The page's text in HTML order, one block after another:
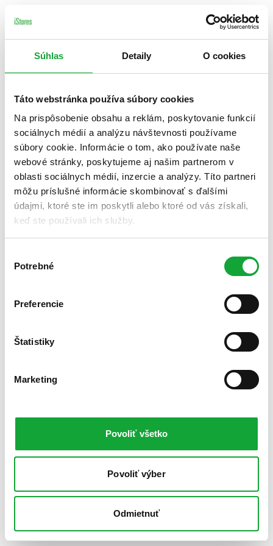
Súhlas Detaily O cookies
Táto webstránka používa súbory cookies
Na prispôsobenie obsahu a reklám, poskytovanie funkcií
sociálnych médií a analýzu návštevnosti používame
súbory cookie. Informácie o tom, ako používate naše
webové stránky, poskytujeme aj našim partnerom v
oblasti sociálnych médií, inzercie a analýzy. Títo partneri
môžu príslušné informácie skombinovať s ďalšími
údajmi, ktoré ste im poskytli alebo ktoré od vás získali,
keď ste používali ich služby.
súhlasu
Potrebné
Preferencie
Štatistiky
Marketing
Povoliť všetko
Povoliť výber
Odmietnuť